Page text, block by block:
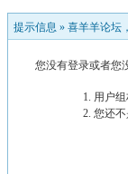
提示信息 » 喜羊羊论坛
您没有登录或者您
用户
您还